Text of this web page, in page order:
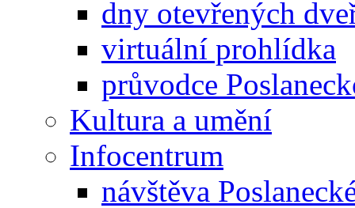
dny otevřených
virtuální prohlídka
průvodce
Kultura a umění
Infocentrum
návštěva